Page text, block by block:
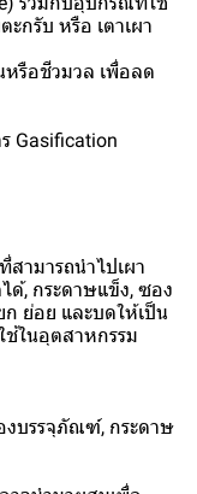
ะกรับ หรือ เตาเผา
หรือชีวมวล เพื่อลด
Gasification
สามารถนำไปเผา
ด้, กระดาษแข็ง, ซอง
ย่อย และบดให้เป็น
ในอุตสาหกรรม
งบรรจุภัณฑ์, กระดาษ